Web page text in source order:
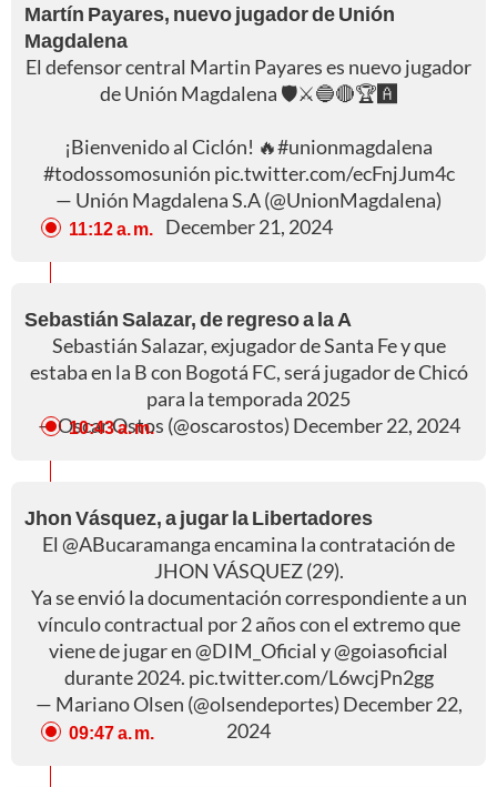
Martín Payares, nuevo jugador de Unión
Magdalena
El defensor central Martin Payares es nuevo jugador
de Unión Magdalena 🛡️⚔️🔵🔴🏆🅰️
¡Bienvenido al Ciclón! 🔥#unionmagdalena
#todossomosunión pic.twitter.com/ecFnjJum4c
— Unión Magdalena S.A (@UnionMagdalena)
December 21, 2024
11:12 a. m.
Sebastián Salazar, de regreso a la A
Sebastián Salazar, exjugador de Santa Fe y que
estaba en la B con Bogotá FC, será jugador de Chicó
para la temporada 2025
— Oscar Ostos (@oscarostos) December 22, 2024
10:43 a. m.
Jhon Vásquez, a jugar la Libertadores
El @ABucaramangaencamina la contratación de
JHON VÁSQUEZ (29).
Ya se envió la documentación correspondiente a un
vínculo contractual por 2 años con el extremo que
viene de jugar en@DIM_Oficial y@goiasoficial
durante 2024. pic.twitter.com/L6wcjPn2gg
— Mariano Olsen (@olsendeportes) December 22,
2024
09:47 a. m.